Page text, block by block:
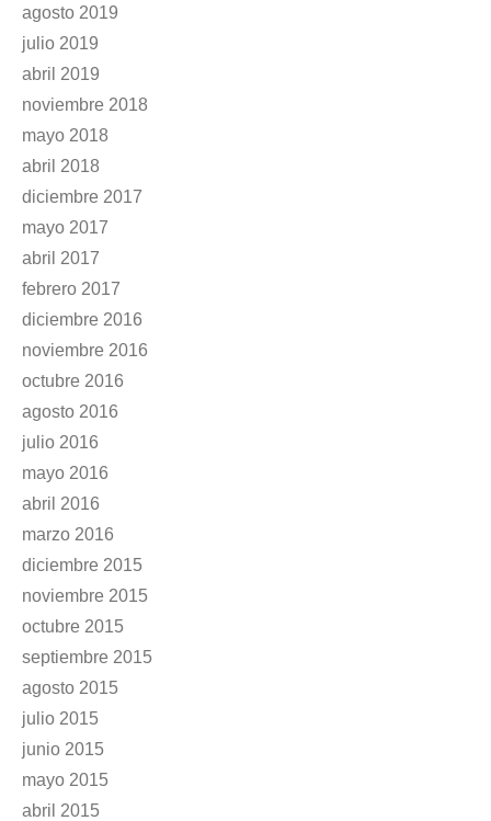
agosto 2019
julio 2019
abril 2019
noviembre 2018
mayo 2018
abril 2018
diciembre 2017
mayo 2017
abril 2017
febrero 2017
diciembre 2016
noviembre 2016
octubre 2016
agosto 2016
julio 2016
mayo 2016
abril 2016
marzo 2016
diciembre 2015
noviembre 2015
octubre 2015
septiembre 2015
agosto 2015
julio 2015
junio 2015
mayo 2015
abril 2015